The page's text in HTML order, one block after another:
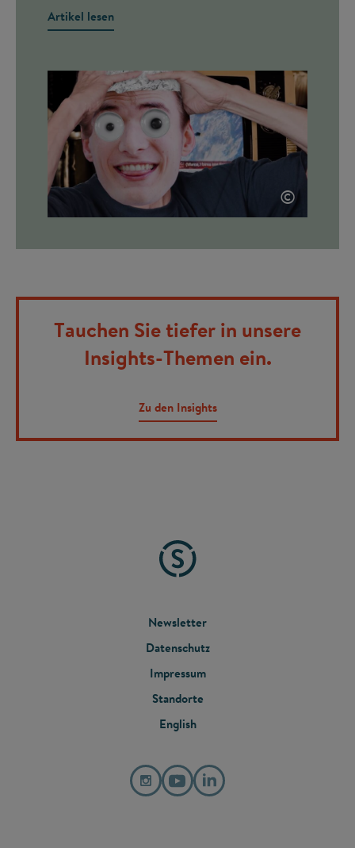
Artikel lesen
©
Tauchen Sie tiefer in unsere
Insights-Themen ein.
Zu den Insights
FOOTER
MENU
Newsletter
Datenschutz
Impressum
Standorte
English